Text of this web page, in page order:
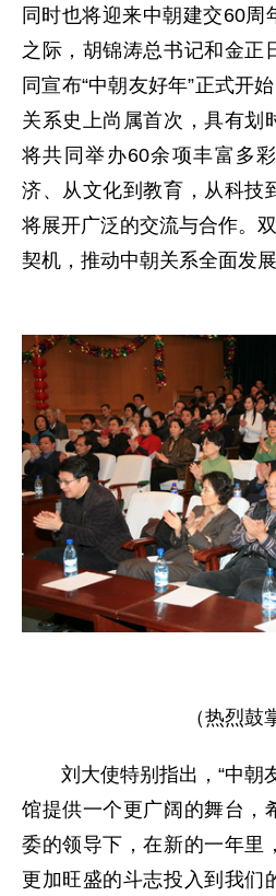
同时也将迎来中朝建交60周
之际，胡锦涛总书记和金正
同宣布“中朝友好年”正式开
关系史上尚属首次，具有划
将共同举办60余项丰富多
济、从文化到教育，从科技
将展开广泛的交流与合作。
契机，推动中朝关系全面发展
（热烈鼓
刘大使特别指出，“中朝
馆提供一个更广阔的舞台，
委的领导下，在新的一年里
更加旺盛的斗志投入到我们